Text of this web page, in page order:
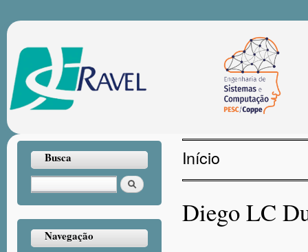
Busca
Buscar
Navegação
Você está aqui
Início
Diego LC